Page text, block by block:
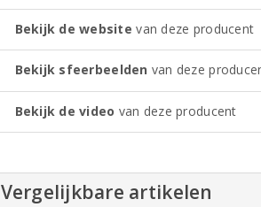
Bekijk de website van deze producent
Bekijk sfeerbeelden van deze
Bekijk de video van deze producent
Vergelijkbare artikelen